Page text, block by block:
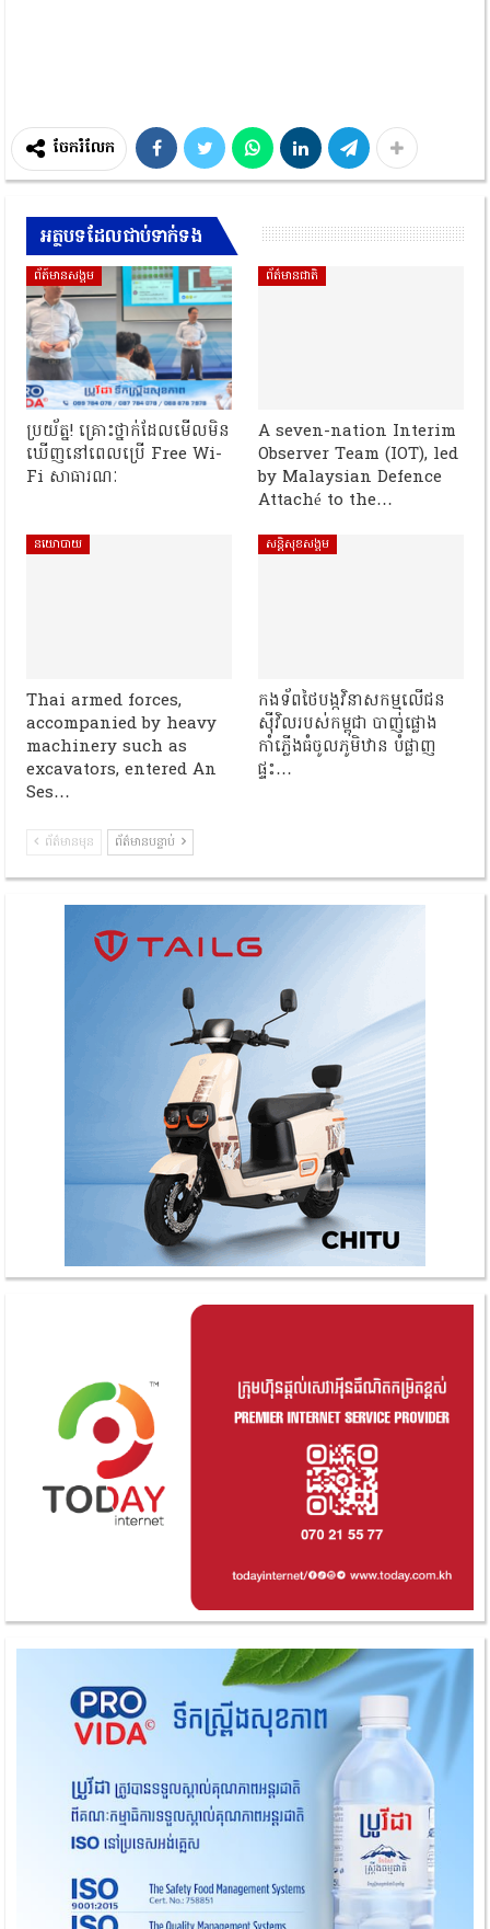
ចែករំលែក
អត្ថបទដែលជាប់ទាក់ទង
ព័ត៍មានសង្គម
ប្រយ័ត្ន! គ្រោះថ្នាក់ដែលមើលមិន
ឃើញនៅពេលប្រើ Free Wi-
Fi សាធារណៈ
ព័ត៌មានជាតិ
A seven-nation Interim
Observer Team (IOT), led
by Malaysian Defence
Attaché to the…
នយោបាយ
Thai armed forces,
accompanied by heavy
machinery such as
excavators, entered An
Ses…
សន្តិសុខសង្គម
កងទ័ពថៃបង្កវិនាសកម្មលើជន
ស៊ីវិលរបស់កម្ពុជា បាញ់ផ្លោង
កាំភ្លើងធំចូលភូមិឋាន បំផ្លាញ
ផ្ទះ…
ព័ត៌មានមុន ព័ត៌មានបន្ទាប់